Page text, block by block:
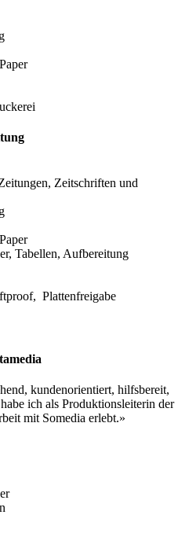
Zeitschriften und
Tabellen, Aufbereitung
Plattenfreigabe
kundenorientiert, hilfsbereit,
ich als Produktionsleiterin der
mit Somedia erlebt.»